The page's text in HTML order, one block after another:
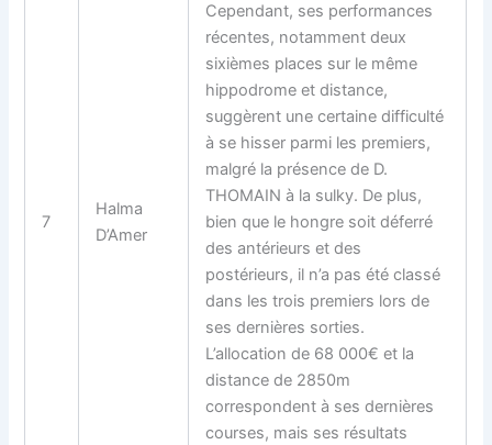
7
Halma
D’Amer
Cependant, ses performances
récentes, notamment deux
sixièmes places sur le même
hippodrome et distance,
suggèrent une certaine difficulté
à se hisser parmi les premiers,
malgré la présence de D.
THOMAIN à la sulky. De plus,
bien que le hongre soit déferré
des antérieurs et des
postérieurs, il n’a pas été classé
dans les trois premiers lors de
ses dernières sorties.
L’allocation de 68 000€ et la
distance de 2850m
correspondent à ses dernières
courses, mais ses résultats